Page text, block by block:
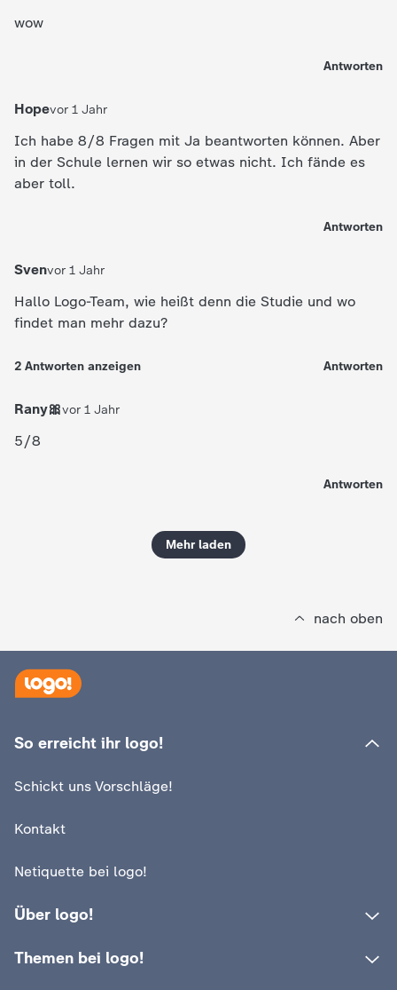
wow
Antworten
Hopevor 1 Jahr
Ich habe 8/8 Fragen mit Ja beantworten können. Aber
in der Schule lernen wir so etwas nicht. Ich fände es
aber toll.
Antworten
Svenvor 1 Jahr
Hallo Logo-Team, wie heißt denn die Studie und wo
findet man mehr dazu?
2 Antworten anzeigen Antworten
Rany🎀vor 1 Jahr
5/8
Antworten
Mehr laden
nach oben
So erreicht ihr logo!
Schickt uns Vorschläge!
Kontakt
Netiquette bei logo!
Über logo!
Themen bei logo!